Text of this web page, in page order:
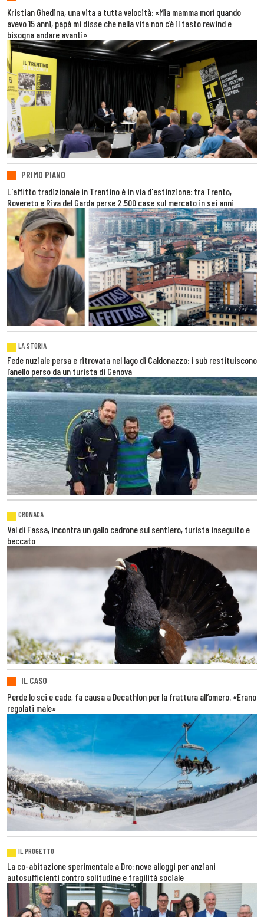
Kristian Ghedina, una vita a tutta velocità: «Mia mamma morì quando
avevo 15 anni, papà mi disse che nella vita non c’è il tasto rewind e
bisogna andare avanti»
PRIMO PIANO
L'affitto tradizionale in Trentino è in via d'estinzione: tra Trento,
Rovereto e Riva del Garda perse 2.500 case sul mercato in sei anni
LA STORIA
Fede nuziale persa e ritrovata nel lago di Caldonazzo: i sub restituiscono
l’anello perso da un turista di Genova
CRONACA
Val di Fassa, incontra un gallo cedrone sul sentiero, turista inseguito e
beccato
IL CASO
Perde lo sci e cade, fa causa a Decathlon per la frattura all’omero. «Erano
regolati male»
IL PROGETTO
La co-abitazione sperimentale a Dro: nove alloggi per anziani
autosufficienti contro solitudine e fragilità sociale